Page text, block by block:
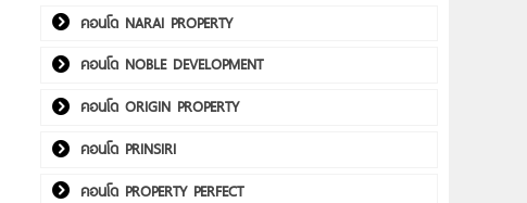
คอนโด NARAI PROPERTY
คอนโด NOBLE DEVELOPMENT
คอนโด ORIGIN PROPERTY
คอนโด PRINSIRI
คอนโด PROPERTY PERFECT